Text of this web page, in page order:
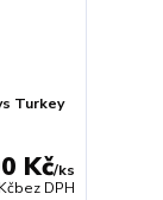
Turkey
Kč/ks
bez DPH